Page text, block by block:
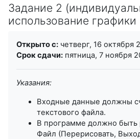
Задание 2
использование графики
Открыто с: четверг, 16 октября
Срок сдачи: пятница, 7 ноября
Указания:
Входные данные должны
текстового файла.
В программе должно быть
Файл (Перерисовать,